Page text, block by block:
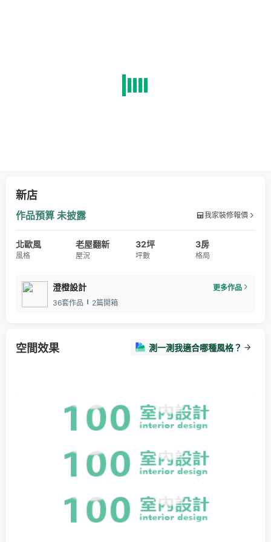
新店
作品預算 未披露 我家裝修報價
北歐風
風格
老屋翻新
屋況
32坪
坪數
3房
格局
澄橙設計
更多作品
36套作品
2篇開箱
空間效果 測一測我適合哪種風格？